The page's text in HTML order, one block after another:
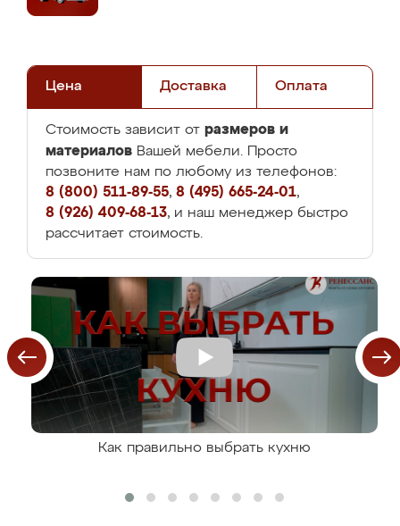
Цена Доставка Оплата
Стоимость зависит от размеров и
материалов Вашей мебели. Просто
позвоните нам по любому из телефонов:
8 (800) 511-89-55, 8 (495) 665-24-01,
8 (926) 409-68-13, и наш менеджер быстро
рассчитает стоимость.
Как правильно выбрать кухню